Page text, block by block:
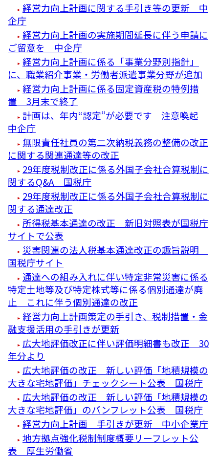
経営力向上計画に関する手引き等の更新 中
企庁
経営力向上計画の実施期間延長に伴う申請に
ご留意を 中企庁
経営力向上計画に係る「事業分野別指針」
に、職業紹介事業・労働者派遣事業分野が追加
経営力向上計画に係る固定資産税の特例措
置 3月末で終了
計画は、年内“認定”が必要です 注意喚起
中企庁
無限責任社員の第二次納税義務の整備の改正
に関する関連通達等の改正
29年度税制改正に係る外国子会社合算税制に
関するQ&A 国税庁
29年度税制改正に係る外国子会社合算税制に
関する通達改正
所得税基本通達の改正 新旧対照表が国税庁
サイトで公表
災害関連の法人税基本通達改正の趣旨説明
国税庁サイト
通達への組み入れに伴い特定非常災害に係る
特定土地等及び特定株式等に係る個別通達が廃
止 これに伴う個別通達の改正
経営力向上計画策定の手引き、税制措置・金
融支援活用の手引きが更新
広大地評価改正に伴い評価明細書も改正 30
年分より
広大地評価の改正 新しい評価「地積規模の
大きな宅地評価」チェックシート公表 国税庁
広大地評価の改正 新しい評価「地積規模の
大きな宅地評価」のパンフレット公表 国税庁
経営力向上計画 手引きが更新 中小企業庁
地方拠点強化税制制度概要リーフレット公
表 厚生労働省